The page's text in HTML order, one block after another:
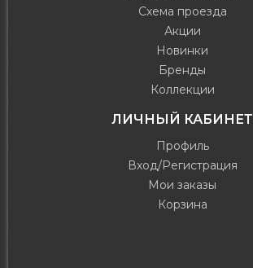
Схема проезда
Акции
Новинки
Бренды
Коллекции
ЛИЧНЫЙ КАБИНЕТ
Профиль
Вход/Регистрация
Мои заказы
Корзина